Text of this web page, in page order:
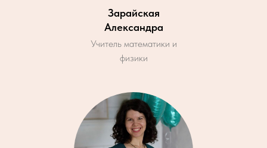
Зарайская
Александра
Учитель математики и
физики